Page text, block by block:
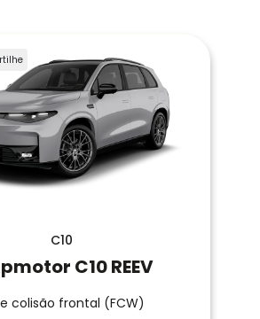
C10
C10 REEV
colisão frontal (FCW)